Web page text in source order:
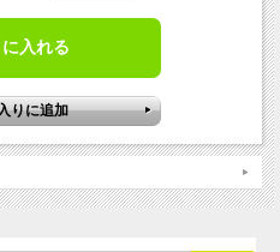
できるルートで仕入れた正規
業様でも長年ご使用いただい
検討ください。
グペン （1箱 / 10本入り）
性と防染性を有し、繊維織物